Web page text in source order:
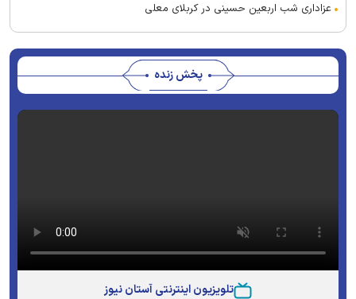
عزاداری شب اربعین حسینی در کربلای معلی
پخش زنده
تلویزیون اینترنتی آستان نیوز